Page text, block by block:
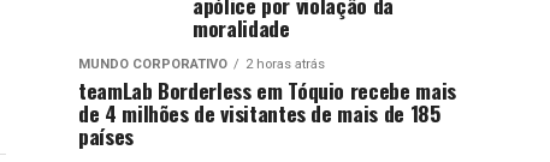
moralidade
MUNDO CORPORATIVO 2 horas atrás
teamLab Borderless em Tóquio recebe mais
de 4 milhões de visitantes de mais de 185
países